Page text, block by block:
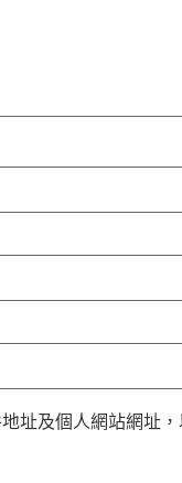
址及個人網站網址